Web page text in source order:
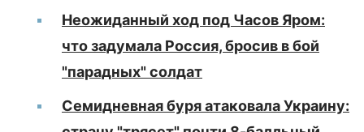
Неожиданный ход под Часов Яром:
что задумала Россия, бросив в бой
"парадных" солдат
Семидневная буря атаковала Украину: